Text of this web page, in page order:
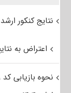
نتایج کنکور ارشد ۱۴۰۳
اعتراض به نتایج
نحوه بازیابی